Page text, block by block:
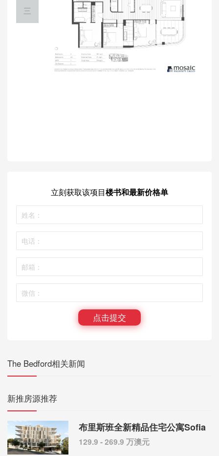
三
立刻获取该项目楼书和最新价格单
点击提交
The Bedford相关新闻
新推房源推荐
布里斯班全新精品住宅公寓Sofia
129.9 - 269.9 万澳元